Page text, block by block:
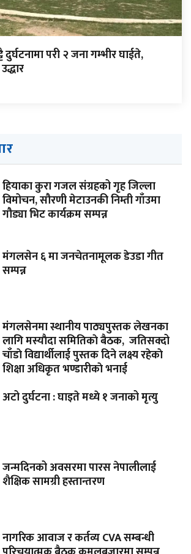
दुर्घटनामा परी २ जना गम्भीर घाईते,
हियाका कुरा गजल संग्रहको गृह जिल्ला
विमोचन, सौरणी मेटाउनकी निम्ती गाँउमा
गौड्या भिट कार्यक्रम सम्पन्न
मंगलसेन ६ मा जनचेतनामूलक डेउडा गीत
सम्पन्न
मंगलसेनमा स्थानीय पाठ्यपुस्तक लेखनका
लागि मस्याैदा समितिकाे बैठक, जतिसक्दो
चाँडाे विद्यार्थीलाई पुस्तक दिने लक्ष्य रहेकाे
शिक्षा अधिकृत भण्डारीकाे भनाई
अटो दुर्घटना : घाइते मध्ये १ जनाको मृत्यु
जन्मदिनको अवसरमा पारस नेपालीलाई
शैक्षिक सामग्री हस्तान्तरण
नागरिक आवाज र कर्तव्य CVA सम्बन्धी